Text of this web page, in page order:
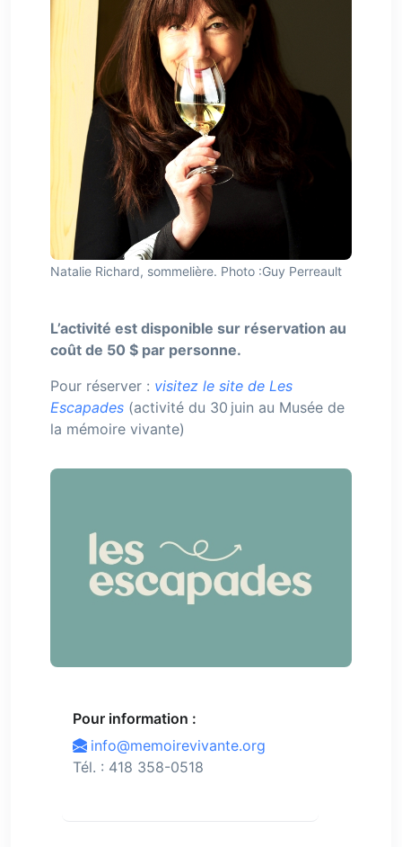
Natalie Richard, sommelière. Photo :Guy Perreault
L’activité est disponible sur réservation au
coût de 50 $ par personne.
Pour réserver : visitez le site de Les
Escapades (activité du 30 juin au Musée de
la mémoire vivante)
Pour information :
info@memoirevivante.org
Tél. : 418 358-0518